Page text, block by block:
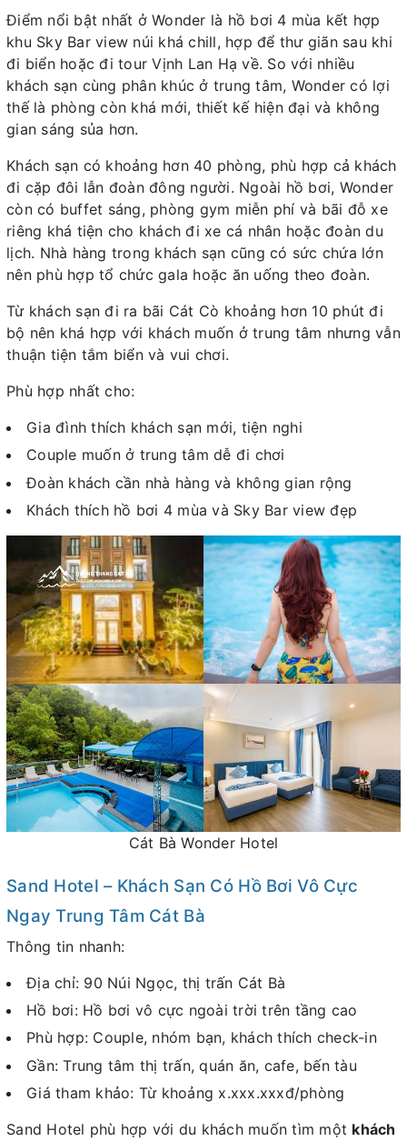
Điểm nổi bật nhất ở Wonder là hồ bơi 4 mùa kết hợp
khu Sky Bar view núi khá chill, hợp để thư giãn sau khi
đi biển hoặc đi tour Vịnh Lan Hạ về. So với nhiều
khách sạn cùng phân khúc ở trung tâm, Wonder có lợi
thế là phòng còn khá mới, thiết kế hiện đại và không
gian sáng sủa hơn.
Khách sạn có khoảng hơn 40 phòng, phù hợp cả khách
đi cặp đôi lẫn đoàn đông người. Ngoài hồ bơi, Wonder
còn có buffet sáng, phòng gym miễn phí và bãi đỗ xe
riêng khá tiện cho khách đi xe cá nhân hoặc đoàn du
lịch. Nhà hàng trong khách sạn cũng có sức chứa lớn
nên phù hợp tổ chức gala hoặc ăn uống theo đoàn.
Từ khách sạn đi ra bãi Cát Cò khoảng hơn 10 phút đi
bộ nên khá hợp với khách muốn ở trung tâm nhưng vẫn
thuận tiện tắm biển và vui chơi.
Phù hợp nhất cho:
Gia đình thích khách sạn mới, tiện nghi
Couple muốn ở trung tâm dễ đi chơi
Đoàn khách cần nhà hàng và không gian rộng
Khách thích hồ bơi 4 mùa và Sky Bar view đẹp
Cát Bà Wonder Hotel
Sand Hotel – Khách Sạn Có Hồ Bơi Vô Cực
Ngay Trung Tâm Cát Bà
Thông tin nhanh:
Địa chỉ: 90 Núi Ngọc, thị trấn Cát Bà
Hồ bơi: Hồ bơi vô cực ngoài trời trên tầng cao
Phù hợp: Couple, nhóm bạn, khách thích check-in
Gần: Trung tâm thị trấn, quán ăn, cafe, bến tàu
Giá tham khảo: Từ khoảng x.xxx.xxxđ/phòng
Sand Hotel phù hợp với du khách muốn tìm một khách